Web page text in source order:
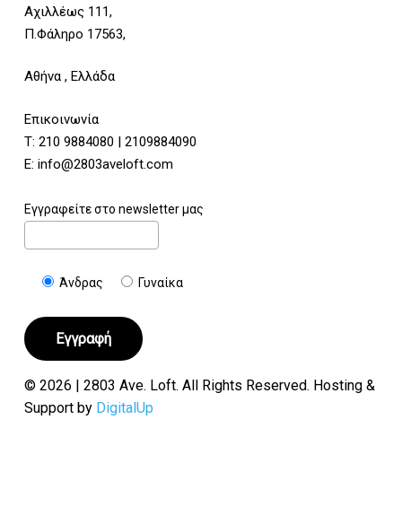
Αχιλλέως 111,
Π.Φάληρο 17563,
Αθήνα , Ελλάδα
Επικοινωνία
Τ: 210 9884080 | 2109884090
E: info@2803aveloft.com
Εγγραφείτε στο newsletter μας
Άνδρας Γυναίκα
© 2026 | 2803 Ave. Loft. All Rights Reserved. Hosting &
Support by DigitalUp